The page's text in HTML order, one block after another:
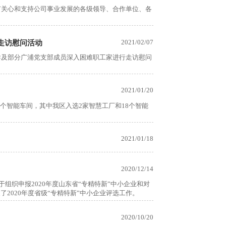
心和支持公司事业发展的各级领导、合作单位、各
访慰问活动 2021/02/07
部分广浦党支部成员深入困难职工家进行走访慰问
2021/01/20
智能车间，其中我区入选2家智慧工厂和18个智能
2021/01/18
2020/12/14
织申报2020年度山东省“专精特新”中小企业和对
年度省级“专精特新”中小企业评选工作。
2020/10/20